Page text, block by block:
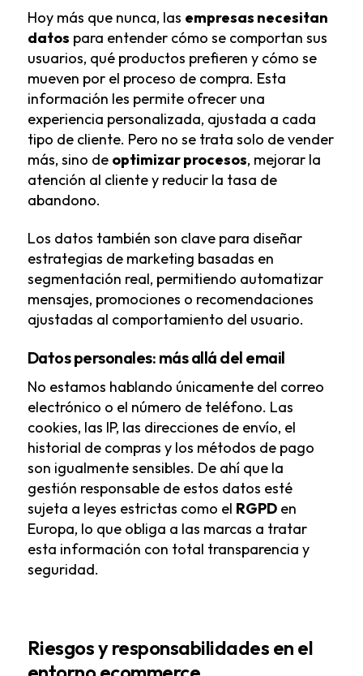
Hoy más que nunca, las empresas necesitan
datos para entender cómo se comportan sus
usuarios, qué productos prefieren y cómo se
mueven por el proceso de compra. Esta
información les permite ofrecer una
experiencia personalizada, ajustada a cada
tipo de cliente. Pero no se trata solo de vender
más, sino de optimizar procesos, mejorar la
atención al cliente y reducir la tasa de
abandono.
Los datos también son clave para diseñar
estrategias de marketing basadas en
segmentación real, permitiendo automatizar
mensajes, promociones o recomendaciones
ajustadas al comportamiento del usuario.
Datos personales: más allá del email
No estamos hablando únicamente del correo
electrónico o el número de teléfono. Las
cookies, las IP, las direcciones de envío, el
historial de compras y los métodos de pago
son igualmente sensibles. De ahí que la
gestión responsable de estos datos esté
sujeta a leyes estrictas como el RGPDen
Europa, lo que obliga a las marcas a tratar
esta información con total transparencia y
seguridad.
Riesgos y responsabilidades en el